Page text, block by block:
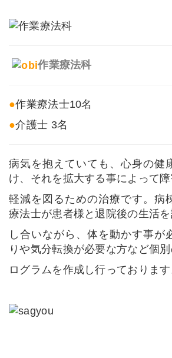
作業療法科
●作業療法士10名
●介護士 3名
病気を抱えていても、心身の健
け、それを拡大する事によって
軽減を図るための治療です。病
療法士が患者様と退院後の生活
し合いながら、体を動かす事が
りや気分転換が必要な方など個
ログラムを作成し行っております